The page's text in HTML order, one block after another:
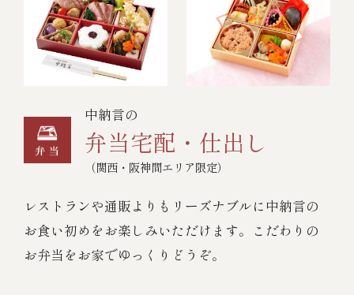
中納言の
弁当宅配・仕出し
（関西・阪神間エリア限定）
レストランや通販よりもリーズナブルに中納言の
お食い初めをお楽しみいただけます。こだわりの
お弁当をお家でゆっくりどうぞ。